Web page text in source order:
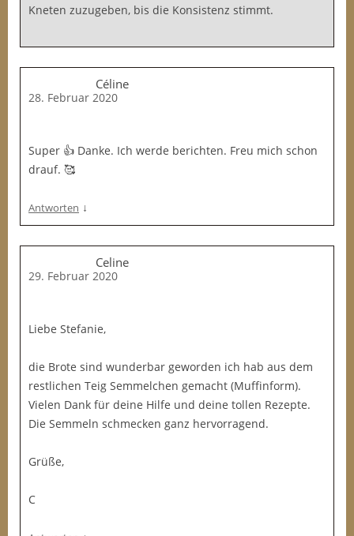
Kneten zuzugeben, bis die Konsistenz stimmt.
Céline
28. Februar 2020
Super 👍 Danke. Ich werde berichten. Freu mich schon
drauf. 🥰
Antworten ↓
Celine
29. Februar 2020
Liebe Stefanie,
die Brote sind wunderbar geworden ich hab aus dem
restlichen Teig Semmelchen gemacht (Muffinform).
Vielen Dank für deine Hilfe und deine tollen Rezepte.
Die Semmeln schmecken ganz hervorragend.
Grüße,
C